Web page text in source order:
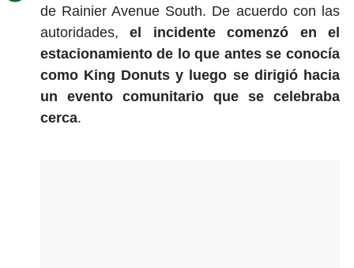
de Rainier Avenue South. De acuerdo con las
autoridades,el incidente comenzó en el
estacionamiento de lo que antes se conocía
como King Donuts y luego se dirigió hacia
un evento comunitario que se celebraba
cerca.